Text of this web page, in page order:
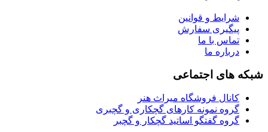
شرایط و قوانین
پیگیری سفارش
تماس با ما
درباره ما
شبکه های اجتماعی
کانال فروشگاه میراث هنر
گروه نمونه کارهای گچکاری و گچبری
گروه گفتگو اساتید گچکار و گچبر